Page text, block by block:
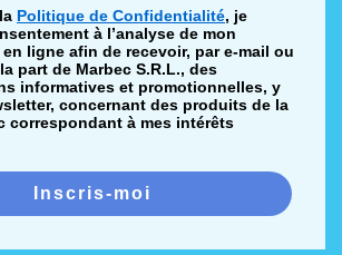
Politique de Confidentialité, je
à l’analyse de mon
ligne afin de recevoir, par e-mail ou
part de Marbec S.R.L., des
informatives et promotionnelles, y
concernant des produits de la
correspondant à mes intérêts
Inscris-moi